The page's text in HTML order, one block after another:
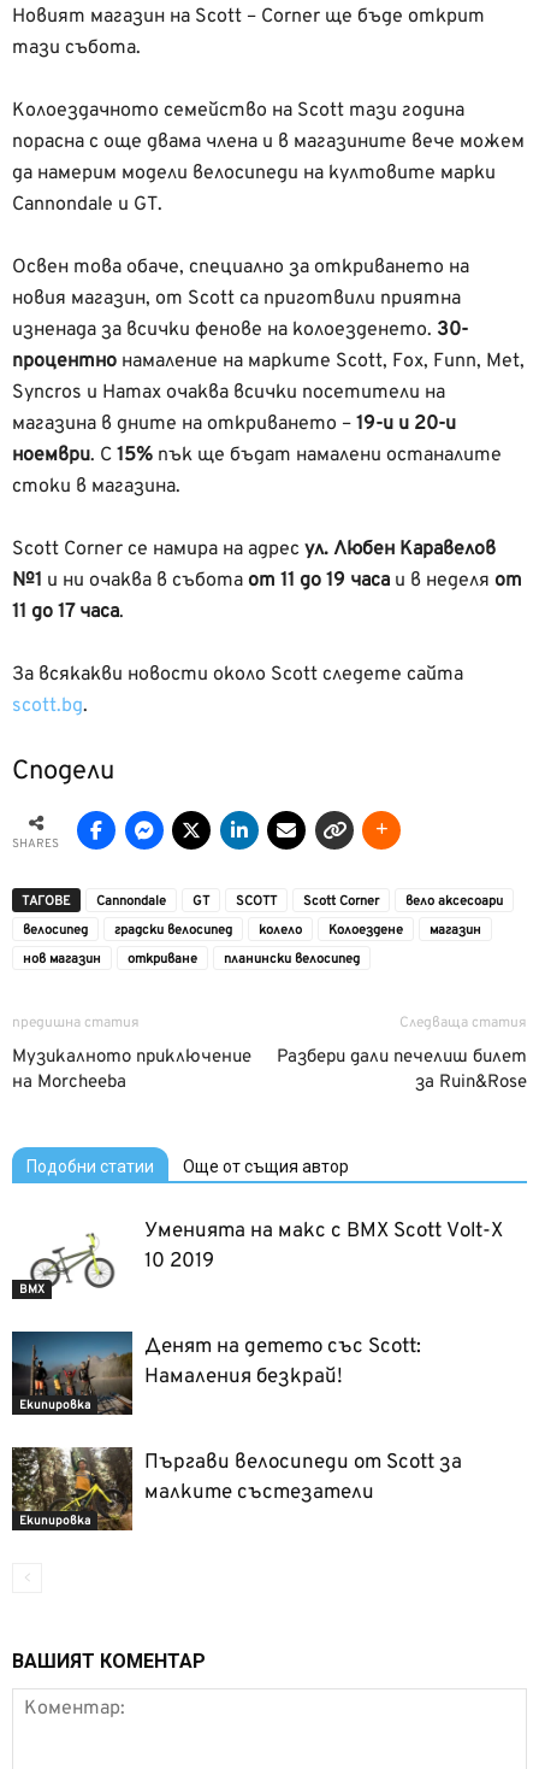
Новият магазин на Scott – Corner ще бъде открит
тази събота.
Колоездачното семейство на Scott тази година
порасна с още двама члена и в магазините вече можем
да намерим модели велосипеди на култовите марки
Cannondale и GT.
Освен това обаче, специално за откриването на
новия магазин, от Scott са приготвили приятна
изненада за всички фенове на колоезденето. 30-
процентно намаление на марките Scott, Fox, Funn, Met,
Syncros и Hamax очаква всички посетители на
магазина в дните на откриването – 19-и и 20-и
ноември. С 15% пък ще бъдат намалени останалите
стоки в магазина.
Scott Corner се намира на адрес ул. Любен Каравелов
№1 и ни очаква в събота от 11 до 19 часа и в неделя от
11 до 17 часа.
За всякакви новости около Scott следете сайта
scott.bg.
Сподели
SHARES
ТАГОВЕ Cannondale GT SCOTT Scott Corner
вело аксесоари
велосипед
градски велосипед колело Колоездене
магазин
нов магазин
откриване планински велосипед
предишна статия
Музикалното приключение
на Morcheeba
Следваща статия
Разбери дали печелиш билет
за Ruin&Rose
Подобни статии Още от същия автор
BMX
Уменията на макс с BMX Scott Volt-X
10 2019
Екипировка
Денят на детето със Scott:
Намаления безкрай!
Екипировка
Пъргави велосипеди от Scott за
малките състезатели
ВАШИЯТ КОМЕНТАР